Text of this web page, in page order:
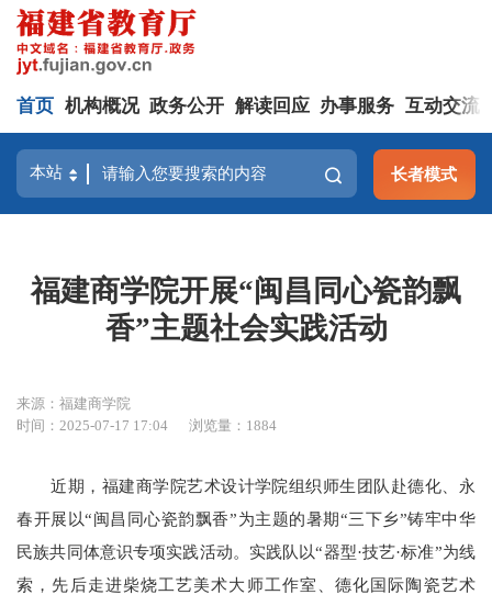
首页 机构概况 政务公开 解读回应 办事服务 互动交流
长者模式
福建商学院开展“闽昌同心瓷韵飘
香”主题社会实践活动
来源：福建商学院
时间：2025-07-17 17:04
浏览量：1884
近期，福建商学院艺术设计学院组织师生团队赴德化、永
春开展以“闽昌同心瓷韵飘香”为主题的暑期“三下乡”铸牢中华
民族共同体意识专项实践活动。实践队以“器型·技艺·标准”为线
索，先后走进柴烧工艺美术大师工作室、德化国际陶瓷艺术